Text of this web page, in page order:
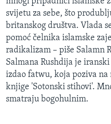
Jezici
svijetu za sebe, što
britanskog društva. Vlada
pomoć čelnika islamske
radikalizam – piše Salamn
Salmana Rushdija je
izdao fatwu, koja poziva na
knjige 'Sotonski stihovi'.
smatraju bogohulnim.